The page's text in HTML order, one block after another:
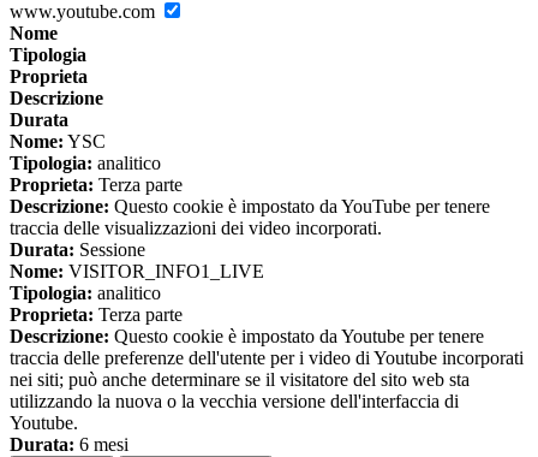
www.youtube.com
Nome
Tipologia
Proprieta
Descrizione
Durata
Nome: YSC
Tipologia: analitico
Proprieta: Terza parte
Descrizione: Questo cookie è impostato da YouTube per tenere
traccia delle visualizzazioni dei video incorporati.
Durata: Sessione
Nome: VISITOR_INFO1_LIVE
Tipologia: analitico
Proprieta: Terza parte
Descrizione: Questo cookie è impostato da Youtube per tenere
traccia delle preferenze dell'utente per i video di Youtube incorporati
nei siti; può anche determinare se il visitatore del sito web sta
utilizzando la nuova o la vecchia versione dell'interfaccia di
Youtube.
Durata: 6 mesi